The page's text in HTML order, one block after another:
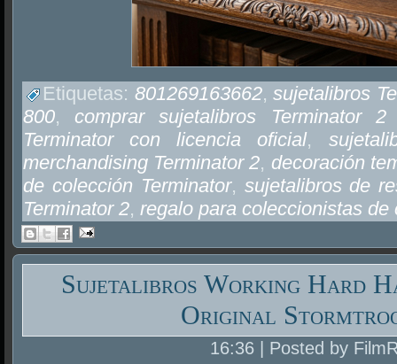
Etiquetas: 801269163662,sujetalibros
800, comprar sujetalibros Terminator 2
Terminator con licencia oficial,
merchandising Terminator 2, decoración
de colección Terminator, sujetalibros de
Terminator 2, regalo para coleccionistas de
Sujetalibros Working Hard
Original
16:36 | Posted by